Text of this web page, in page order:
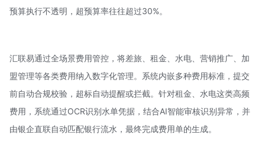
预算执行不透明，超预算率往往超过30%。
汇联易通过全场景费用管控，将差旅、租金、水电、营销推广、加
盟管理等各类费用纳入数字化管理。系统内嵌多种费用标准，提交
前自动合规校验，超标自动提醒或拦截。针对租金、水电这类高频
费用，系统通过OCR识别水单凭据，结合AI智能审核识别异常，并
由银企直联自动匹配银行流水，最终完成费用单的生成。